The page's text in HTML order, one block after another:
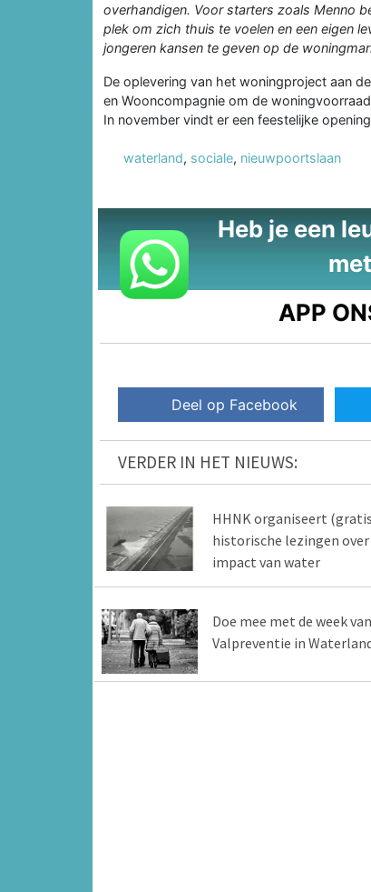
overhandigen. Voor starters zoals Menno
plek om zich thuis te voelen en een eigen
jongeren kansen te geven op de
De oplevering van het woningproject aan
en Wooncompagnie om de
In november vindt er een feestelijke
waterland, sociale, nieuwpoortslaan
Heb je een
APP
Deel op Facebook
VERDER IN HET NIEUWS:
HHNK organiseert
historische lezingen over
impact van water
Doe mee met de week van
Valpreventie in